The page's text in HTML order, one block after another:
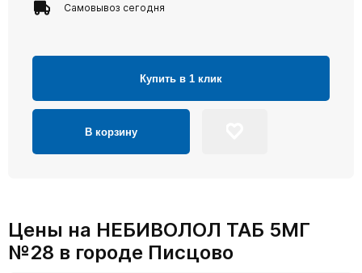
Самовывоз сегодня
Купить в 1 клик
В корзину
Цены на НЕБИВОЛОЛ ТАБ 5МГ
№28 в городе Писцово